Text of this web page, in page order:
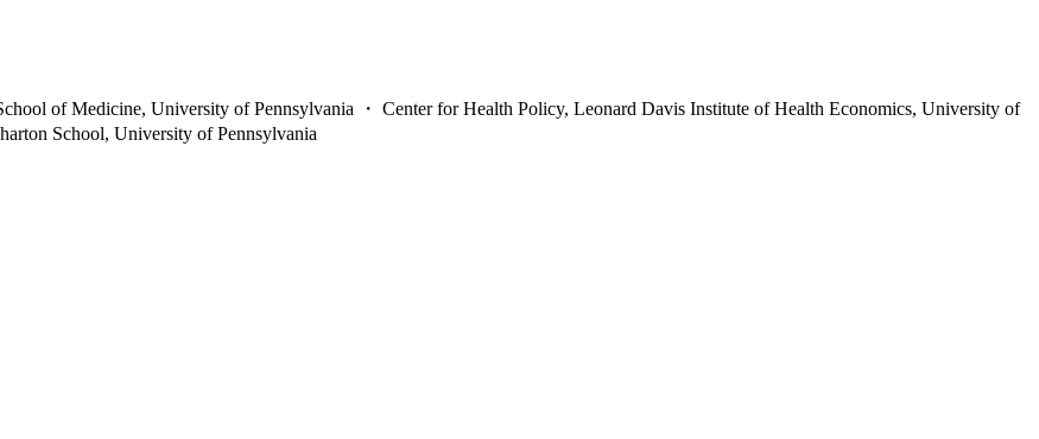
of Medicine, University of Pennsylvania ・ Center for Health Policy, Leonard Davis Institute of Health Economics, University of
School, University of Pennsylvania